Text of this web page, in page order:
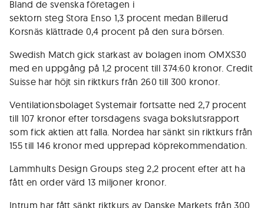
Bland de svenska företagen i
sektorn steg Stora Enso 1,3 procent medan Billerud
Korsnäs klättrade 0,4 procent på den sura börsen.
Swedish Match gick starkast av bolagen inom OMXS30
med en uppgång på 1,2 procent till 374:60 kronor. Credit
Suisse har höjt sin riktkurs från 260 till 300 kronor.
Ventilationsbolaget Systemair fortsatte ned 2,7 procent
till 107 kronor efter torsdagens svaga bokslutsrapport
som fick aktien att falla. Nordea har sänkt sin riktkurs från
155 till 146 kronor med upprepad köprekommendation.
Lammhults Design Groups steg 2,2 procent efter att ha
fått en order värd 13 miljoner kronor.
Intrum har fått sänkt riktkurs av Danske Markets från 300